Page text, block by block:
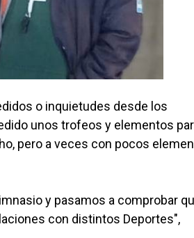
o inquietudes desde los
unos trofeos y elementos
pero a veces con pocos
y pasamos a comprobar
con distintos Deportes",